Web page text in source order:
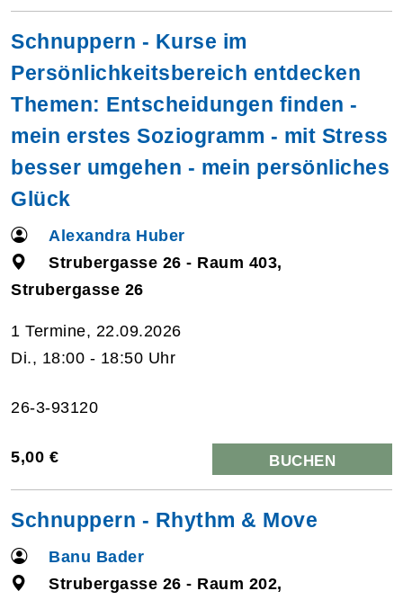
Schnuppern - Kurse im
Persönlichkeitsbereich entdecken
Themen: Entscheidungen finden -
mein erstes Soziogramm - mit Stress
besser umgehen - mein persönliches
Glück
Alexandra Huber
Strubergasse 26 - Raum 403,
Strubergasse 26
1 Termine, 22.09.2026
Di., 18:00 - 18:50 Uhr
26-3-93120
5,00 € BUCHEN
Schnuppern - Rhythm & Move
Banu Bader
Strubergasse 26 - Raum 202,